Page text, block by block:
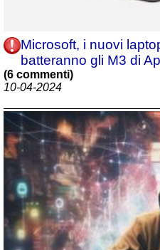
Microsoft, i nuovi
batteranno gli M3 di
(6 commenti)
10-04-2024